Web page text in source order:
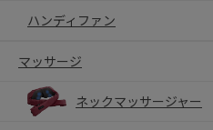
ハンディファン
マッサージ
ネックマッサージャー